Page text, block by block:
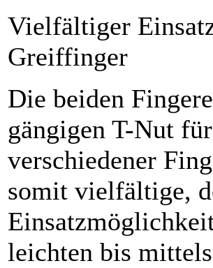
Vielfältiger
Greiffinger
Die beiden
gängigen T-Nut
verschiedener
somit vielfältige,
leichten bis